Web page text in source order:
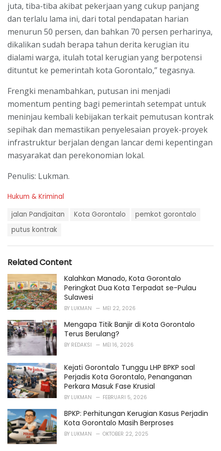
juta, tiba-tiba akibat pekerjaan yang cukup panjang
dan terlalu lama ini, dari total pendapatan harian
menurun 50 persen, dan bahkan 70 persen perharinya,
dikalikan sudah berapa tahun derita kerugian itu
dialami warga, itulah total kerugian yang berpotensi
dituntut ke pemerintah kota Gorontalo,” tegasnya.
Frengki menambahkan, putusan ini menjadi
momentum penting bagi pemerintah setempat untuk
meninjau kembali kebijakan terkait pemutusan kontrak
sepihak dan memastikan penyelesaian proyek-proyek
infrastruktur berjalan dengan lancar demi kepentingan
masyarakat dan perekonomian lokal.
Penulis: Lukman.
C
i
e
s
:
Hukum & Kriminal
a
jalan Pandjaitan Kota Gorontalo
pemkot gorontalo
putus kontrak
Related Content
Kalahkan Manado, Kota Gorontalo
Peringkat Dua Kota Terpadat se-Pulau
Sulawesi
BY LUKMAN MEI 22, 2026
Mengapa Titik Banjir di Kota Gorontalo
Terus Berulang?
BY REDAKSI MEI 16, 2026
Kejati Gorontalo Tunggu LHP BPKP soal
Perjadis Kota Gorontalo, Penanganan
Perkara Masuk Fase Krusial
BY LUKMAN FEBRUARI 5, 2026
BPKP: Perhitungan Kerugian Kasus Perjadin
Kota Gorontalo Masih Berproses
BY LUKMAN OKTOBER 22, 2025